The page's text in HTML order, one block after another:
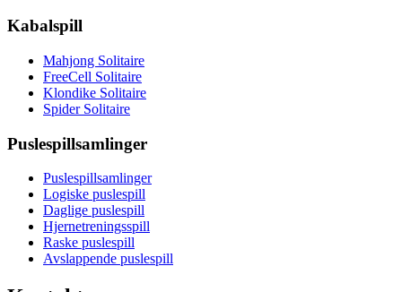
Kabalspill
Mahjong Solitaire
FreeCell Solitaire
Klondike Solitaire
Spider Solitaire
Puslespillsamlinger
Puslespillsamlinger
Logiske puslespill
Daglige puslespill
Hjernetreningsspill
Raske puslespill
Avslappende puslespill